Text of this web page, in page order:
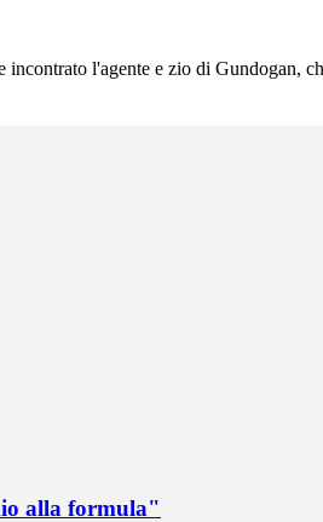
l'agente e zio di Gundogan,
alla formula"